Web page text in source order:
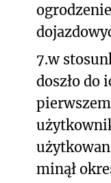
7.w
doszło do
minął